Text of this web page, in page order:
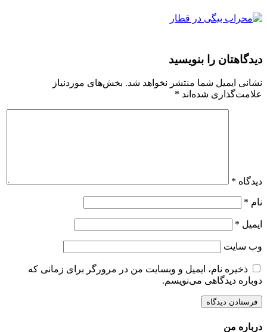
دیدگاهتان را بنویسید
نشانی ایمیل شما منتشر نخواهد شد. بخش‌های موردنیاز
علامت‌گذاری شده‌اند *
دیدگاه *
نام *
ایمیل *
وب‌ سایت
ذخیره نام، ایمیل و وبسایت من در مرورگر برای زمانی که
دوباره دیدگاهی می‌نویسم.
درباره من